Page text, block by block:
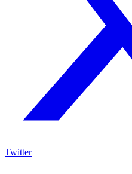
Twitter